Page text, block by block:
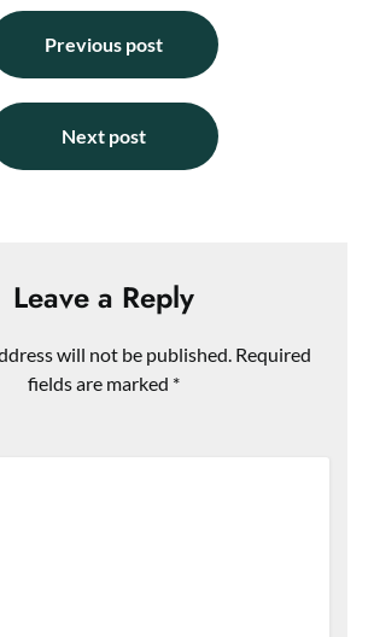
Previous post
Next post
Leave a Reply
will not be published. Required
fields are marked *